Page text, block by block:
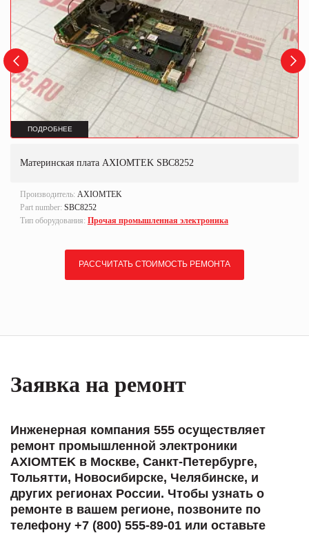
ПОДРОБНЕЕ
Материнская плата AXIOMTEK SBC8252
Производитель: AXIOMTEK
Part number: SBC8252
Тип оборудования: Прочая промышленная электроника
РАССЧИТАТЬ СТОИМОСТЬ РЕМОНТА
Заявка на ремонт
Инженерная компания 555 осуществляет
ремонт промышленной электроники
AXIOMTEK в Москве, Санкт-Петербурге,
Тольятти, Новосибирске, Челябинске, и
других регионах России. Чтобы узнать о
ремонте в вашем регионе, позвоните по
телефону +7 (800) 555-89-01 или оставьте